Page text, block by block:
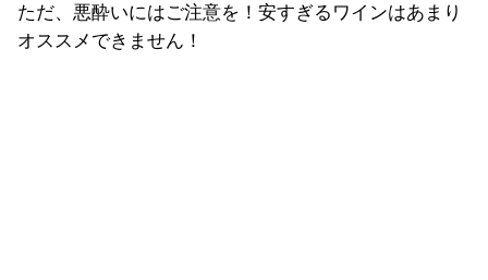
ただ、悪酔いにはご注意を！安すぎるワインはあまり
オススメできません！